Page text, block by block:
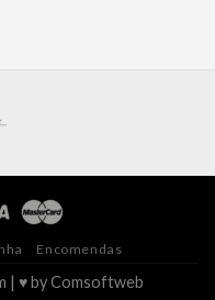
Encomendas
| ♥ byComsoftweb